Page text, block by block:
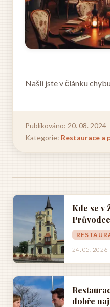
Našli jste v článku
Publikováno: 20. 08. 2024
Kategorie: Restaurace a
Kde se v
24. 05. 2026
dobře